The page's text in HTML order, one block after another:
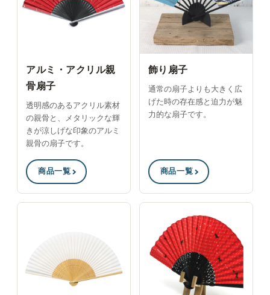
アルミ・アクリル親
骨扇子
透明感のあるアクリル素材
の親骨と、メタリックな輝
きが涼しげな印象のアルミ
親骨の扇子です。
商品一覧
飾り扇子
通常の扇子よりも大きく広
げた時の存在感と迫力が魅
力的な扇子です。
商品一覧